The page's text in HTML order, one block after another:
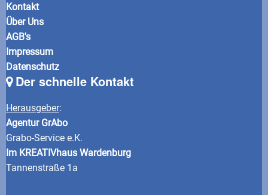
Kontakt
Über Uns
AGB's
Impressum
Datenschutz
Der schnelle Kontakt
Herausgeber:
Agentur GrAbo
Grabo-Service e.K.
Im KREATIVhaus Wardenburg
Tannenstraße 1a